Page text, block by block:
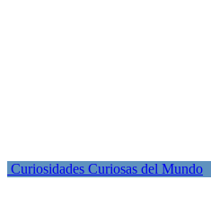
Curiosidades Curiosas del Mundo